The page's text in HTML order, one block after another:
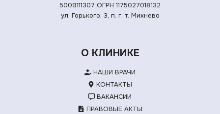
5009111307 ОГРН 1175027018132
ул. Горького, 3, п. г. т. Михнево
О КЛИНИКЕ
НАШИ ВРАЧИ
КОНТАКТЫ
ВАКАНСИИ
ПРАВОВЫЕ АКТЫ